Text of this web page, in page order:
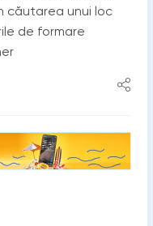
căutarea unui loc
de formare